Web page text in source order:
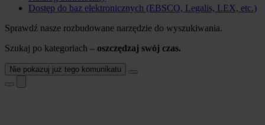
Dostęp do baz elektronicznych (EBSCO, Legalis, LEX, etc.)
Sprawdź nasze rozbudowane narzędzie do wyszukiwania.
Szukaj po kategoriach – oszczędzaj swój czas.
Nie pokazuj już tego komunikatu